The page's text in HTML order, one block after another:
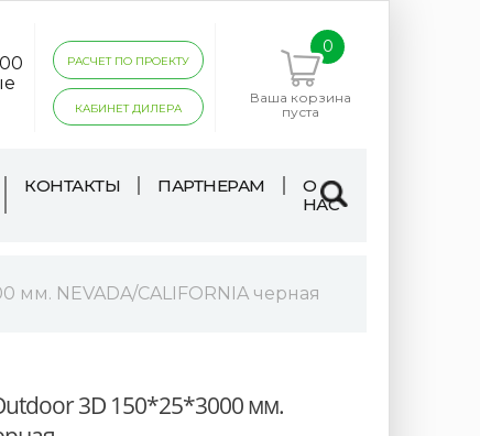
РАСЧЕТ ПО ПРОЕКТУ
КАБИНЕТ ДИЛЕРА
0
Ваша корзина
пуста
КОНТАКТЫ ПАРТНЕРАМ
О
НАС
мм. NEVADA/CALIFORNIA черная
3D 150*25*3000 мм.